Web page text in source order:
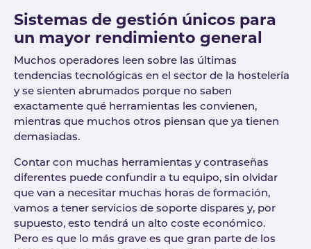
Sistemas de gestión únicos para
un mayor rendimiento general
Muchos operadores leen sobre las últimas
tendencias tecnológicas en el sector de la hostelería
y se sienten abrumados porque no saben
exactamente qué herramientas les convienen,
mientras que muchos otros piensan que ya tienen
demasiadas.
Contar con muchas herramientas y contraseñas
diferentes puede confundir a tu equipo, sin olvidar
que van a necesitar muchas horas de formación,
vamos a tener servicios de soporte dispares y, por
supuesto, esto tendrá un alto coste económico.
Pero es que lo más grave es que gran parte de los